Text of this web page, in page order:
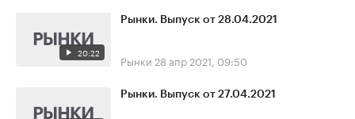
20:22
Рынки. Выпуск от 28.04.2021
Рынки 28 апр 2021, 09:50
Рынки. Выпуск от 27.04.2021